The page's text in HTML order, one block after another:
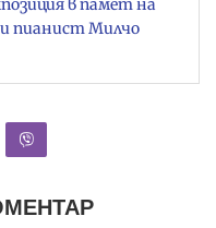
в памет на
пианист Милчо